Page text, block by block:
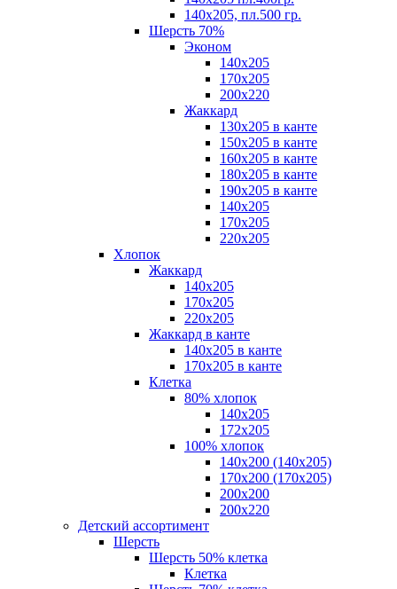
140х205, пл.500 гр.
Шерсть 70%
Эконом
140х205
170х205
200х220
Жаккард
130х205 в канте
150х205 в канте
160х205 в канте
180х205 в канте
190х205 в канте
140х205
170х205
220х205
Хлопок
Жаккард
140x205
170х205
220х205
Жаккард в канте
140х205 в канте
170х205 в канте
Клетка
80% хлопок
140x205
172х205
100% хлопок
140x200 (140х205)
170x200 (170х205)
200х200
200х220
Детский ассортимент
Шерсть
Шерсть 50% клетка
Клетка